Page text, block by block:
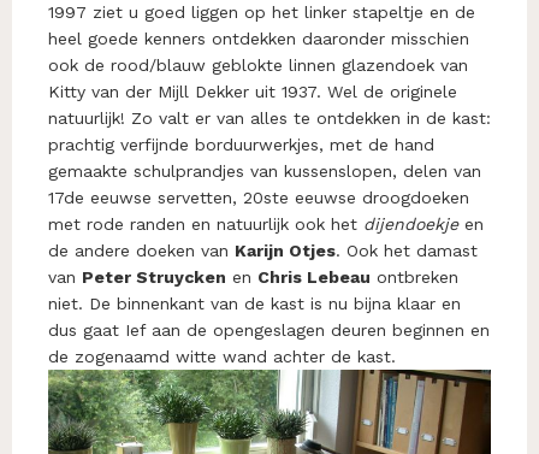
1997 ziet u goed liggen op het linker stapeltje en de
heel goede kenners ontdekken daaronder misschien
ook de rood/blauw geblokte linnen glazendoek van
Kitty van der Mijll Dekker uit 1937. Wel de originele
natuurlijk! Zo valt er van alles te ontdekken in de kast:
prachtig verfijnde borduurwerkjes, met de hand
gemaakte schulprandjes van kussenslopen, delen van
17de eeuwse servetten, 20ste eeuwse droogdoeken
met rode randen en natuurlijk ook het dijendoekje en
de andere doeken van Karijn Otjes. Ook het damast
van Peter Struycken en Chris Lebeau ontbreken
niet. De binnenkant van de kast is nu bijna klaar en
dus gaat Ief aan de opengeslagen deuren beginnen en
de zogenaamd witte wand achter de kast.